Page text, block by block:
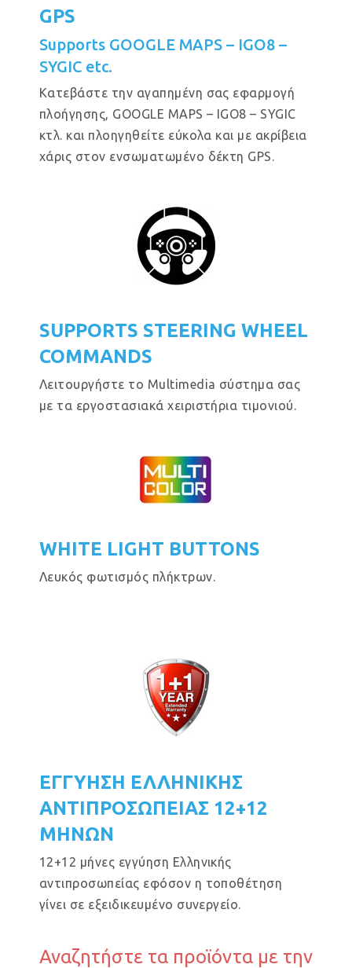
GPS
Supports GOOGLE MAPS – IGO8 –
SYGIC etc.
Κατεβάστε την αγαπημένη σας εφαρμογή
πλοήγησης, GOOGLE MAPS – IGO8 – SYGIC
κτλ. και πλοηγηθείτε εύκολα και με ακρίβεια
χάρις στον ενσωματωμένο δέκτη GPS.
SUPPORTS STEERING WHEEL
COMMANDS
Λειτουργήστε το Multimedia σύστημα σας
με τα εργοστασιακά χειριστήρια τιμονιού.
WHITE LIGHT BUTTONS
Λευκός φωτισμός πλήκτρων.
ΕΓΓΥΗΣΗ ΕΛΛΗΝΙΚΗΣ
ΑΝΤΙΠΡΟΣΩΠΕΙΑΣ 12+12
ΜΗΝΩΝ
12+12 μήνες εγγύηση Ελληνικής
αντιπροσωπείας εφόσον η τοποθέτηση
γίνει σε εξειδικευμένο συνεργείο.
Αναζητήστε τα προϊόντα με την